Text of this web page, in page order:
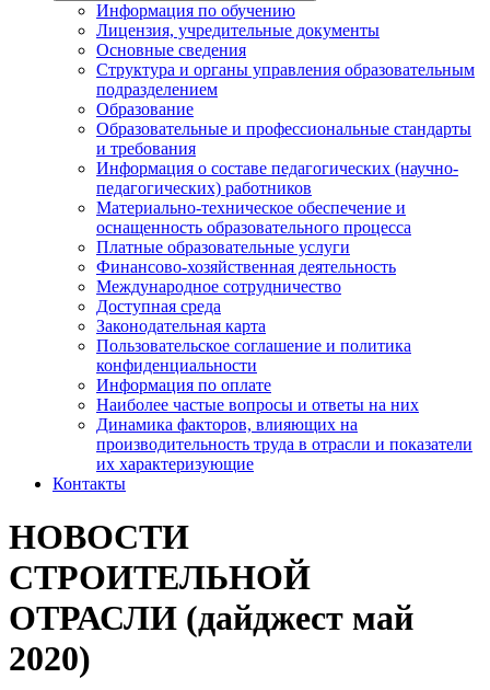
Информация по обучению
Лицензия, учредительные документы
Основные сведения
Структура и органы управления образовательным
подразделением
Образование
Образовательные и профессиональные стандарты
и требования
Информация о составе педагогических (научно-
педагогических) работников
Материально-техническое обеспечение и
оснащенность образовательного процесса
Платные образовательные услуги
Финансово-хозяйственная деятельность
Международное сотрудничество
Доступная среда
Законодательная карта
Пользовательское соглашение и политика
конфиденциальности
Информация по оплате
Наиболее частые вопросы и ответы на них
Динамика факторов, влияющих на
производительность труда в отрасли и показатели
их характеризующие
Контакты
НОВОСТИ
СТРОИТЕЛЬНОЙ
ОТРАСЛИ (дайджест май
2020)